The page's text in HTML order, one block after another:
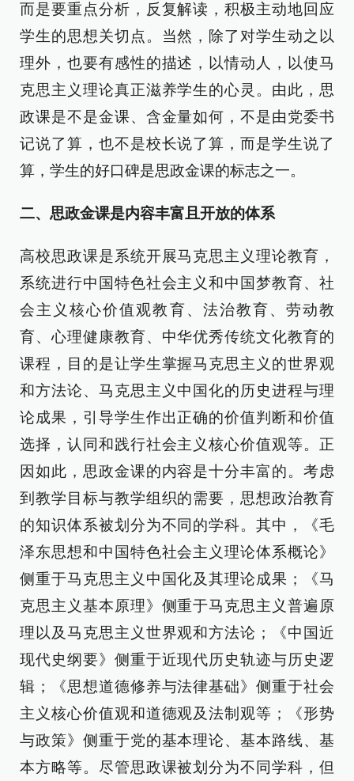
而是要重点分析，反复解读，积极主动地回应
学生的思想关切点。当然，除了对学生动之以
理外，也要有感性的描述，以情动人，以使马
克思主义理论真正滋养学生的心灵。由此，思
政课是不是金课、含金量如何，不是由党委书
记说了算，也不是校长说了算，而是学生说了
算，学生的好口碑是思政金课的标志之一。
二、思政金课是内容丰富且开放的体系
高校思政课是系统开展马克思主义理论教育，
系统进行中国特色社会主义和中国梦教育、社
会主义核心价值观教育、法治教育、劳动教
育、心理健康教育、中华优秀传统文化教育的
课程，目的是让学生掌握马克思主义的世界观
和方法论、马克思主义中国化的历史进程与理
论成果，引导学生作出正确的价值判断和价值
选择，认同和践行社会主义核心价值观等。正
因如此，思政金课的内容是十分丰富的。考虑
到教学目标与教学组织的需要，思想政治教育
的知识体系被划分为不同的学科。其中，《毛
泽东思想和中国特色社会主义理论体系概论》
侧重于马克思主义中国化及其理论成果；《马
克思主义基本原理》侧重于马克思主义普遍原
理以及马克思主义世界观和方法论；《中国近
现代史纲要》侧重于近现代历史轨迹与历史逻
辑；《思想道德修养与法律基础》侧重于社会
主义核心价值观和道德观及法制观等；《形势
与政策》侧重于党的基本理论、基本路线、基
本方略等。尽管思政课被划分为不同学科，但